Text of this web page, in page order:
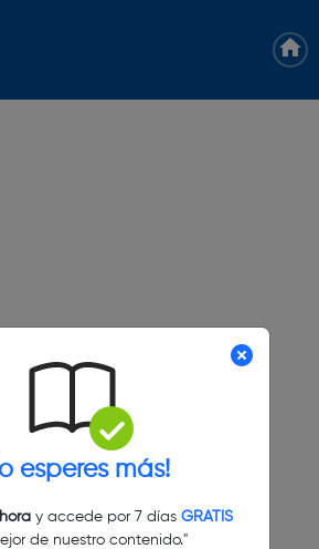
esperes más!
y accede por 7 días GRATIS
de nuestro contenido."